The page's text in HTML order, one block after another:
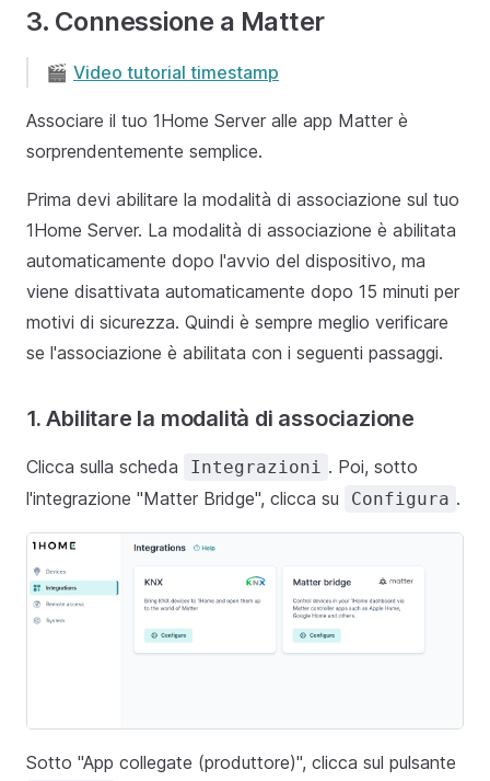
3. Connessione a Matter
🎬 Video tutorial timestamp
Associare il tuo 1Home Server alle app Matter è
sorprendentemente semplice.
Prima devi abilitare la modalità di associazione sul tuo
1Home Server. La modalità di associazione è abilitata
automaticamente dopo l'avvio del dispositivo, ma
viene disattivata automaticamente dopo 15 minuti per
motivi di sicurezza. Quindi è sempre meglio verificare
se l'associazione è abilitata con i seguenti passaggi.
1. Abilitare la modalità di associazione
Clicca sulla scheda Integrazioni . Poi, sotto
l'integrazione "Matter Bridge", clicca su
Configura .
Sotto "App collegate (produttore)", clicca sul pulsante